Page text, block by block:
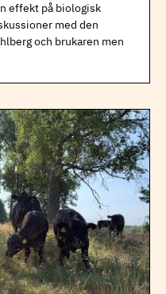
effekt på biologisk
med den
och brukaren men